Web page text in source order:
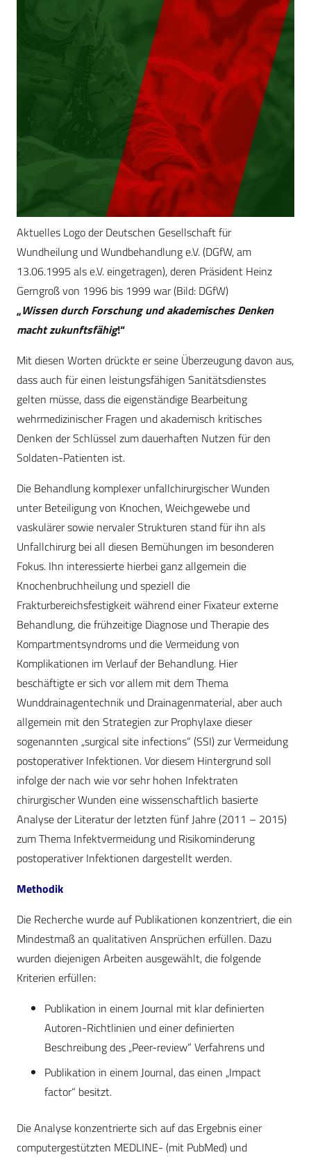
Aktuelles Logo der Deutschen Gesellschaft für
Wundheilung und Wundbehandlung e.V. (DGfW, am
13.06.1995 als e.V. eingetragen), deren Präsident Heinz
Gerngroß von 1996 bis 1999 war (Bild: DGfW)
„Wissen durch Forschung und akademisches Denken
macht zukunftsfähig!“
Mit diesen Worten drückte er seine Überzeugung davon aus,
dass auch für einen leistungsfähigen Sanitätsdienstes
gelten müsse, dass die eigenständige Bearbeitung
wehrmedizinischer Fragen und akademisch kritisches
Denken der Schlüssel zum dauerhaften Nutzen für den
Soldaten-Patienten ist.
Die Behandlung komplexer unfallchirurgischer Wunden
unter Beteiligung von Knochen, Weichgewebe und
vaskulärer sowie nervaler Strukturen stand für ihn als
Unfallchirurg bei all diesen Bemühungen im besonderen
Fokus. Ihn interessierte hierbei ganz allgemein die
Knochenbruchheilung und speziell die
Frakturbereichsfestigkeit während einer Fixateur externe
Behandlung, die frühzeitige Diagnose und Therapie des
Kompartmentsyndroms und die Vermeidung von
Komplikationen im Verlauf der Behandlung. Hier
beschäftigte er sich vor allem mit dem Thema
Wunddrainagentechnik und Drainagenmaterial, aber auch
allgemein mit den Strategien zur Prophylaxe dieser
sogenannten „surgical site infections“ (SSI) zur Vermeidung
postoperativer Infektionen. Vor diesem Hintergrund soll
infolge der nach wie vor sehr hohen Infektraten
chirurgischer Wunden eine wissenschaftlich basierte
Analyse der Literatur der letzten fünf Jahre (2011 – 2015)
zum Thema Infektvermeidung und Risikominderung
postoperativer Infektionen dargestellt werden.
Methodik
Die Recherche wurde auf Publikationen konzentriert, die ein
Mindestmaß an qualitativen Ansprüchen erfüllen. Dazu
wurden diejenigen Arbeiten ausgewählt, die folgende
Kriterien erfüllen:
Publikation in einem Journal mit klar definierten
Autoren-Richtlinien und einer definierten
Beschreibung des „Peer-review“ Verfahrens und
Publikation in einem Journal, das einen „Impact
factor“ besitzt.
Die Analyse konzentrierte sich auf das Ergebnis einer
computergestützten MEDLINE- (mit PubMed) und